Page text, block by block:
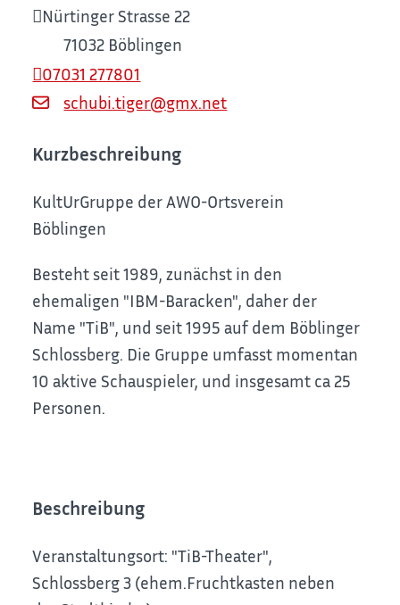
Nürtinger Strasse 22
71032 Böblingen
schubi.tiger@gmx.net
07031 277801
Kurzbeschreibung
KultUrGruppe der AWO-Ortsverein
Böblingen
Besteht seit 1989, zunächst in den
ehemaligen "IBM-Baracken", daher der
Name "TiB", und seit 1995 auf dem Böblinger
Schlossberg. Die Gruppe umfasst momentan
10 aktive Schauspieler, und insgesamt ca 25
Personen.
Beschreibung
Veranstaltungsort: "TiB-Theater",
Schlossberg 3 (ehem.Fruchtkasten neben